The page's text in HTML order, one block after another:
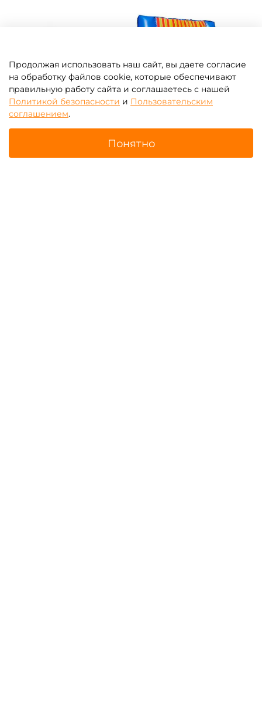
Надувные парки
Батут-прилипала для
Продолжая использовать наш сайт, вы даете согласие
на обработку файлов cookie, которые обеспечивают
правильную работу сайта и соглашаетесь с нашей
Политикой безопасности и Пользовательским
соглашением.
Понятно